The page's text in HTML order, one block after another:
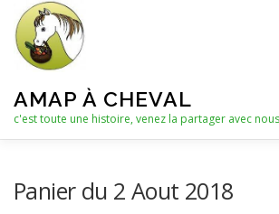
contenu
AMAP À CHEVAL
c'est toute une histoire, venez la partager avec
Panier du 2 Aout 2018